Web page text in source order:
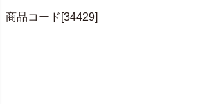
商品コード[34429]